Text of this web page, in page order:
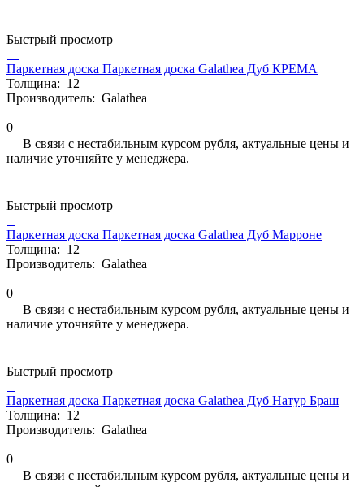
Быстрый просмотр
Паркетная доска Паркетная доска Galathea Дуб КРЕМА
Толщина: 12
Производитель: Galathea
0
В связи с нестабильным курсом рубля, актуальные цены и
наличие уточняйте у менеджера.
Быстрый просмотр
Паркетная доска Паркетная доска Galathea Дуб Марроне
Толщина: 12
Производитель: Galathea
0
В связи с нестабильным курсом рубля, актуальные цены и
наличие уточняйте у менеджера.
Быстрый просмотр
Паркетная доска Паркетная доска Galathea Дуб Натур Браш
Толщина: 12
Производитель: Galathea
0
В связи с нестабильным курсом рубля, актуальные цены и